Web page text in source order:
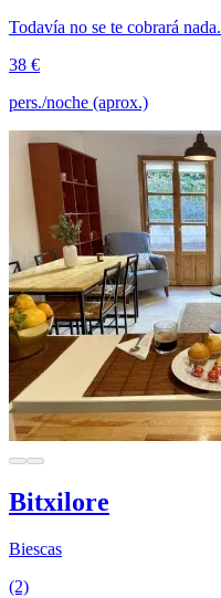
Todavía no se te cobrará nada.
38 €
pers./noche (aprox.)
Bitxilore
Biescas
(2)